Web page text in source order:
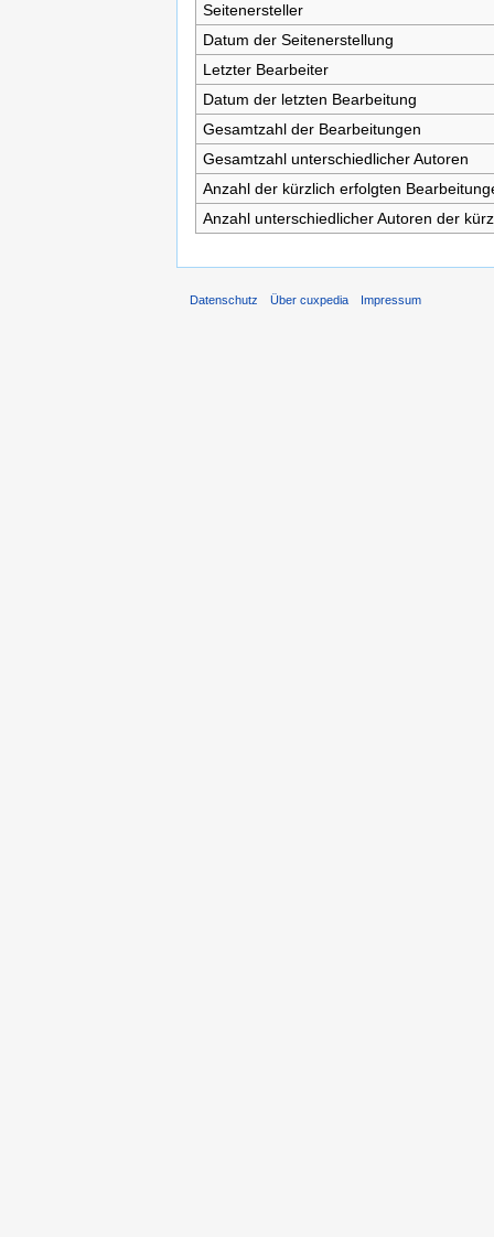
Seitenersteller
Datum der Seitenerstellung
Letzter Bearbeiter
Datum der letzten Bearbeitung
Gesamtzahl der Bearbeitungen
Gesamtzahl unterschiedlicher Autoren
Anzahl der kürzlich erfolgten
Anzahl unterschiedlicher Autoren der
Datenschutz Über cuxpedia Impressum